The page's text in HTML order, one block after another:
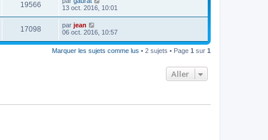
19566
13 oct. 2016, 10:01
17098 par jean
06 oct. 2016, 10:57
Marquer les sujets comme lus • 2 sujets • Page 1 sur 1
Aller